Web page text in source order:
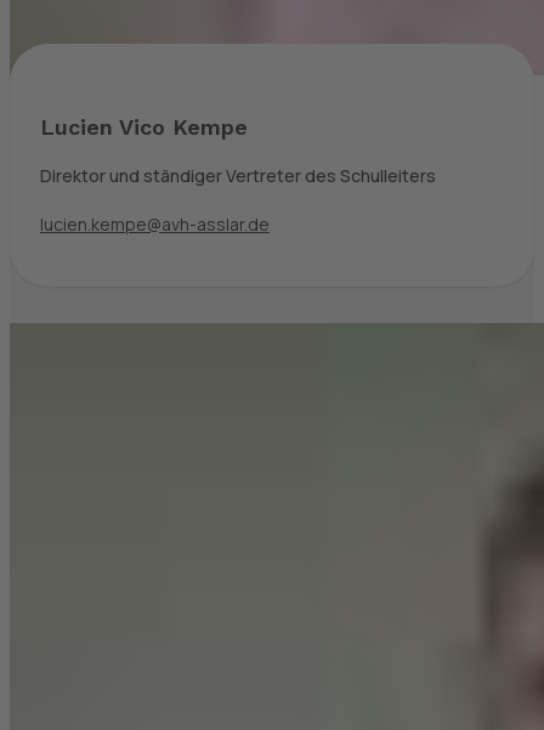
Lucien Vico Kempe
Direktor und ständiger Vertreter des Schulleiters
lucien.kempe@avh-asslar.de